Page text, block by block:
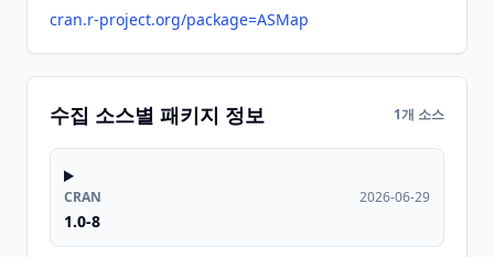
cran.r-project.org/package=ASMap
수집 소스별 패키지 정보 1개 소스
CRAN
1.0-8
2026-06-29